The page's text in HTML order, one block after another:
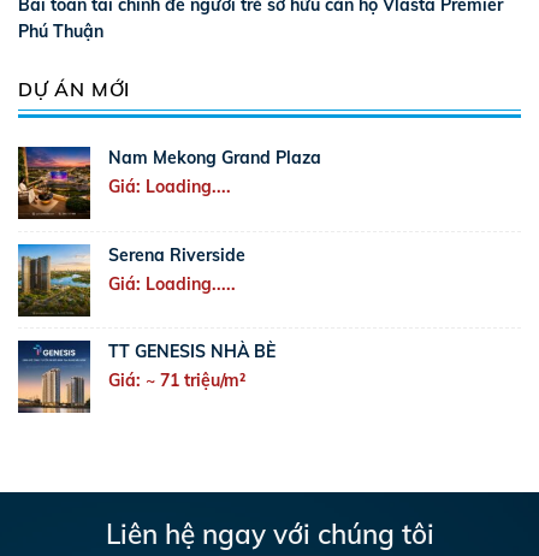
Bài toán tài chính để người trẻ sở hữu căn hộ Vlasta Premier
Phú Thuận
DỰ ÁN MỚI
Nam Mekong Grand Plaza
Giá: Loading....
Serena Riverside
Giá: Loading.....
TT GENESIS NHÀ BÈ
Giá: ~ 71 triệu/m²
Liên hệ ngay với chúng tôi